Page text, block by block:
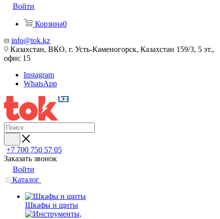
Войти
Корзина0
info@tok.kz
Казахстан, ВКО, г. Усть-Каменогорск, Казахстан 159/3, 5 эт.,
офис 15
Instagram
WhatsApp
+7 700 750 57 05
Заказать звонок
Войти
Каталог
Шкафы и щиты